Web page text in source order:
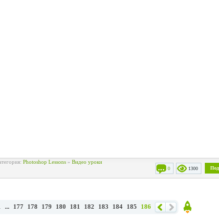
Photoshop Lessons» Видео уроки
1300
0
... 177 178 179 180 181 182 183 184 185
186